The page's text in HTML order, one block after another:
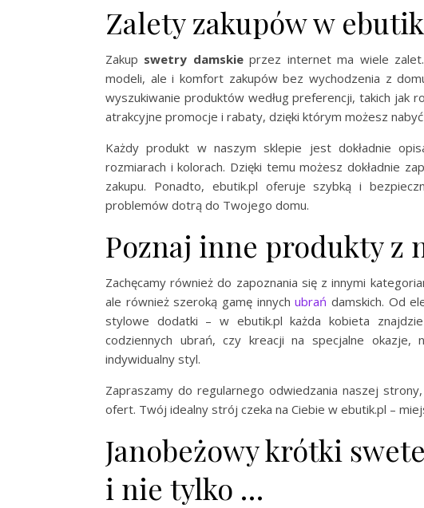
Zalety zakupów w ebutik
Zakup swetry damskieprzez internet ma wiele
modeli, ale i komfort zakupów bez wychodzenia z
wyszukiwanie produktów według preferencji, takich jak
atrakcyjne promocje i rabaty, dzięki którym możesz
Każdy produkt w naszym sklepie jest dokładnie
rozmiarach i kolorach. Dzięki temu możesz dokładnie
zakupu. Ponadto, ebutik.pl oferuje szybką i
problemów dotrą do Twojego domu.
Poznaj inne produkty z
Zachęcamy również do zapoznania się z innymi
ale również szeroką gamę innychubrań damskich. Od
stylowe dodatki – w ebutik.pl każda kobieta
codziennych ubrań, czy kreacji na specjalne
indywidualny styl.
Zapraszamy do regularnego odwiedzania naszej
ofert. Twój idealny strój czeka na Ciebie w ebutik.pl –
Janobeżowy krótki
i nie tylko …